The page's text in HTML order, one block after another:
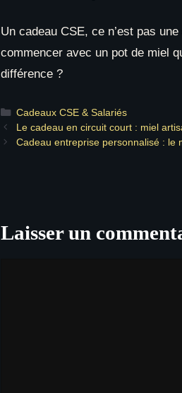
Un cadeau CSE, ce n’est pas
commencer avec un pot de miel
différence ?
Catégories
Cadeaux CSE & Salariés
Le cadeau en circuit court : miel
Cadeau entreprise personnalisé : le
Laisser un